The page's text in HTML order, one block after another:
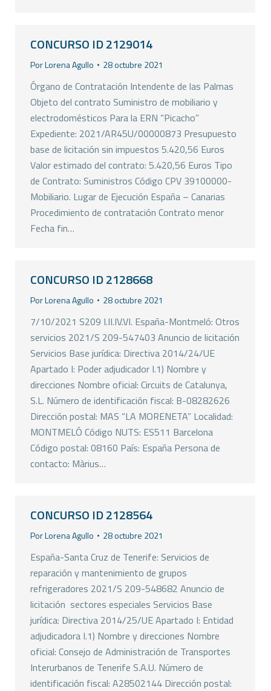
CONCURSO ID 2129014
PorLorena Agullo 28 octubre 2021
Órgano de Contratación Intendente de las Palmas
Objeto del contrato Suministro de mobiliario y
electrodomésticos Para la ERN “Picacho”
Expediente: 2021/AR45U/00000873 Presupuesto
base de licitación sin impuestos 5.420,56 Euros
Valor estimado del contrato: 5.420,56 Euros Tipo
de Contrato: Suministros Código CPV 39100000-
Mobiliario. Lugar de Ejecución España – Canarias
Procedimiento de contratación Contrato menor
Fecha fin…
CONCURSO ID 2128668
PorLorena Agullo 28 octubre 2021
7/10/2021 S209 I.II.IV.VI. España-Montmeló: Otros
servicios 2021/S 209-547403 Anuncio de licitación
Servicios Base jurídica: Directiva 2014/24/UE
Apartado I: Poder adjudicador I.1) Nombre y
direcciones Nombre oficial: Circuits de Catalunya,
S.L. Número de identificación fiscal: B-08282626
Dirección postal: MAS “LA MORENETA” Localidad:
MONTMELÓ Código NUTS: ES511 Barcelona
Código postal: 08160 País: España Persona de
contacto: Màrius…
CONCURSO ID 2128564
PorLorena Agullo 28 octubre 2021
España-Santa Cruz de Tenerife: Servicios de
reparación y mantenimiento de grupos
refrigeradores 2021/S 209-548682 Anuncio de
licitación  sectores especiales Servicios Base
jurídica: Directiva 2014/25/UE Apartado I: Entidad
adjudicadora I.1) Nombre y direcciones Nombre
oficial: Consejo de Administración de Transportes
Interurbanos de Tenerife S.A.U. Número de
identificación fiscal: A28502144 Dirección postal: